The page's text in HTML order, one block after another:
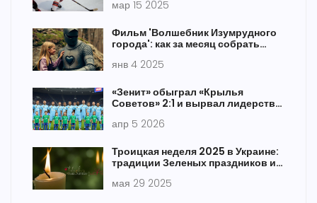
мар 15 2025
Фильм 'Волшебник Изумрудного
города': как за месяц собрать
янв 4 2025
«Зенит» обыграл «Крылья
Советов» 2:1 и вырвал лидерство
апр 5 2026
Троицкая неделя 2025 в Украине:
традиции Зеленых праздников и
мая 29 2025